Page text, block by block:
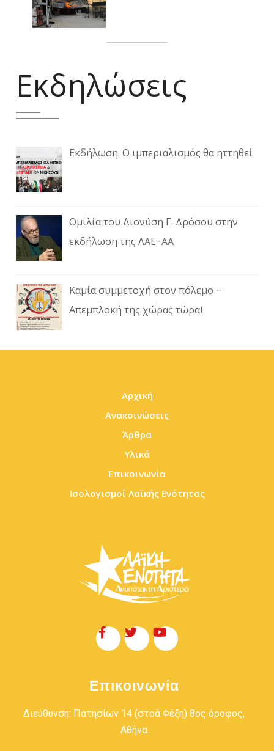
Εκδηλώσεις
Εκδήλωση: Ο ιμπεριαλισμός θα ηττηθεί
Ομιλία του Διονύση Γ. Δρόσου στην
εκδήλωση της ΛΑΕ-ΑΑ
Καμία συμμετοχή στον πόλεμο –
Απεμπλοκή της χώρας τώρα!
Αρχική
Ανακοινώσεις
Άρθρα
Υλικά
Επικοινωνία
Ισολογισμοί Λαϊκής Ενότητας
Επικοινωνία
Διεύθυνση: Πατησίων 14 (στοά Φέξη) 8ος όροφος,
Αθήνα